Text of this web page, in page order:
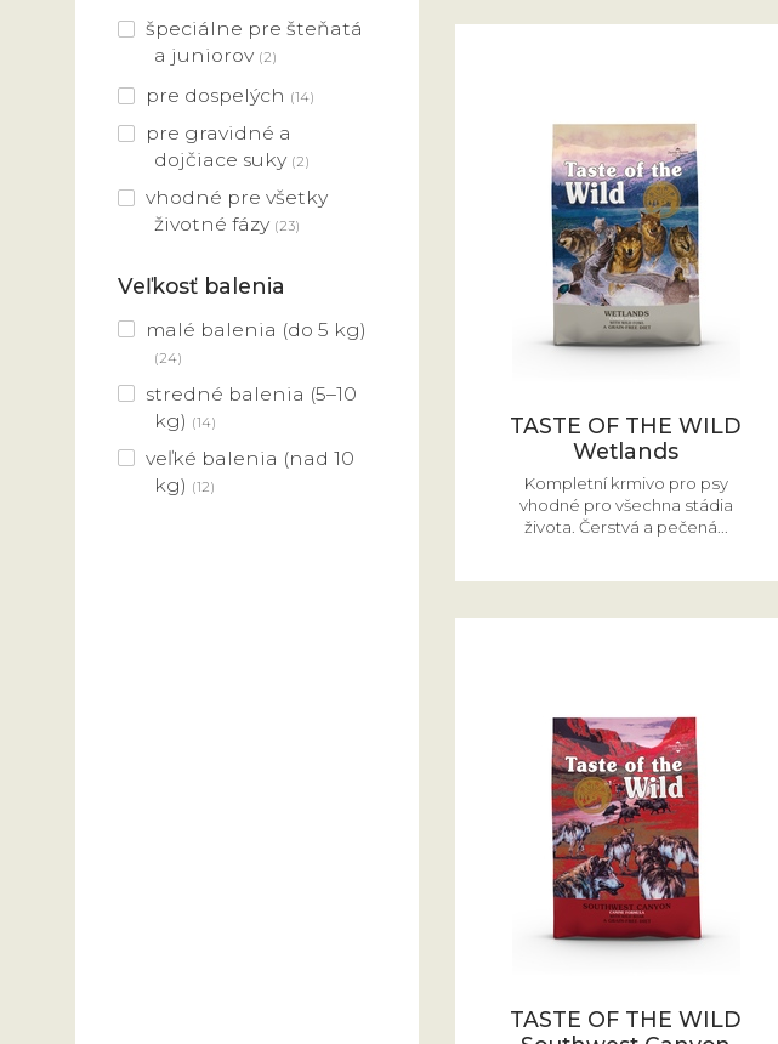
špeciálne pre šteňatá
a juniorov (2)
pre dospelých (14)
pre gravidné a
dojčiace suky (2)
vhodné pre všetky
životné fázy (23)
Veľkosť balenia
malé balenia (do 5 kg)
(24)
stredné balenia (5–10
kg) (14)
veľké balenia (nad 10
kg) (12)
TASTE OF THE WILD
Wetlands
Kompletní krmivo pro psy
vhodné pro všechna stádia
života. Čerstvá a pečená...
TASTE OF THE WILD